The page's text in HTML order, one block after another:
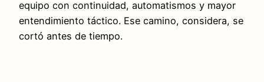
equipo con continuidad, automatismos y mayor
entendimiento táctico. Ese camino, considera, se
cortó antes de tiempo.